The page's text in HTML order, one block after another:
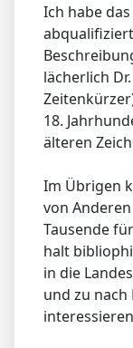
Ich habe
lächerlich
18.
älteren
Im Übrigen
von
Tausende
halt
in die
und zu